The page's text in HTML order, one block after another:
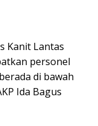
Kanit Lantas
personel
di bawah
Ida Bagus